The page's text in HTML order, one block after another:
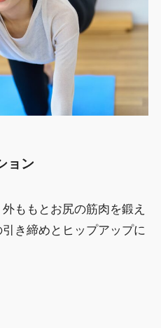
ョン
ももとお尻の筋肉を鍛え
き締めとヒップアップに